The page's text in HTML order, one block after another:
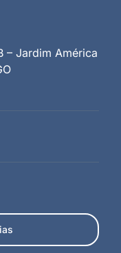
– Jardim América